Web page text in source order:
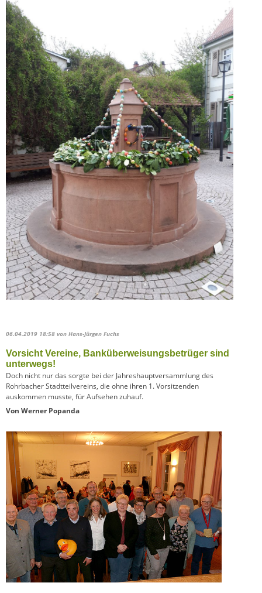
06.04.2019 18:58 von Hans-Jürgen Fuchs
Vorsicht Vereine, Banküberweisungsbetrüger sind
unterwegs!
Doch nicht nur das sorgte bei der Jahreshauptversammlung des
Rohrbacher Stadtteilvereins, die ohne ihren 1. Vorsitzenden
auskommen musste, für Aufsehen zuhauf.
Von Werner Popanda